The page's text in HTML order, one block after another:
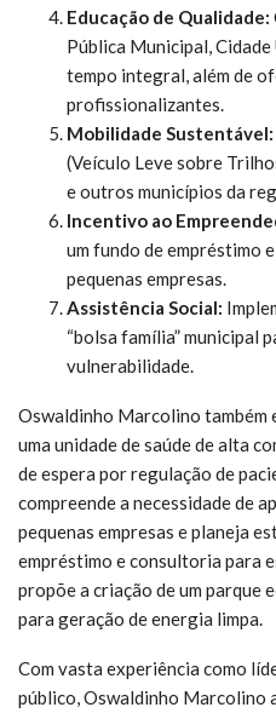
Educação de Qualidade:
Pública Municipal,
tempo integral, além de
profissionalizantes.
Mobilidade Sustentável:
(Veículo Leve sobre
e outros municípios da
Incentivo ao
um fundo de empréstimo
pequenas empresas.
Assistência Social:
“bolsa família” municipal
vulnerabilidade.
Oswaldinho Marcolino
uma unidade de saúde de alta
de espera por regulação de
compreende a necessidade de
pequenas empresas e planeja
empréstimo e consultoria para
propõe a criação de um parque
para geração de energia limpa.
Com vasta experiência como
público, Oswaldinho Marcolino